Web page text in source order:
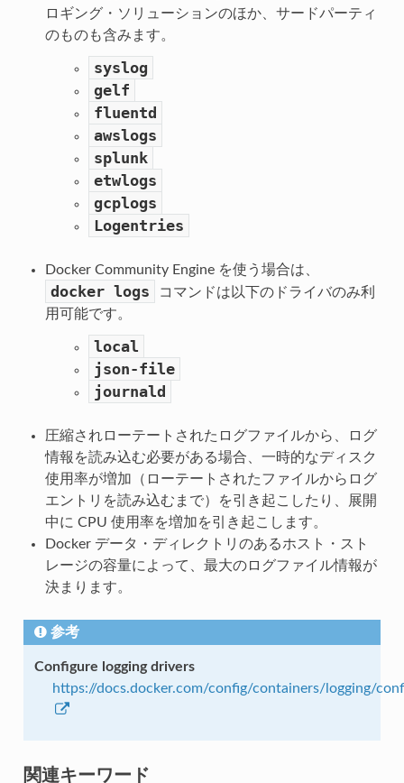
ロギング・ソリューションのほか、サードパーティ
のものも含みます。
syslog
gelf
fluentd
awslogs
splunk
etwlogs
gcplogs
Logentries
Docker Community Engine を使う場合は、
docker logs
コマンドは以下のドライバのみ利
用可能です。
local
json-file
journald
圧縮されローテートされたログファイルから、ログ
情報を読み込む必要がある場合、一時的なディスク
使用率が増加（ローテートされたファイルからログ
エントリを読み込むまで）を引き起こしたり、展開
中に CPU 使用率を増加を引き起こします。
Docker データ・ディレクトリのあるホスト・スト
レージの容量によって、最大のログファイル情報が
決まります。
参考
Configure logging drivers
https://docs.docker.com/config/containers/logging/
関連キーワード